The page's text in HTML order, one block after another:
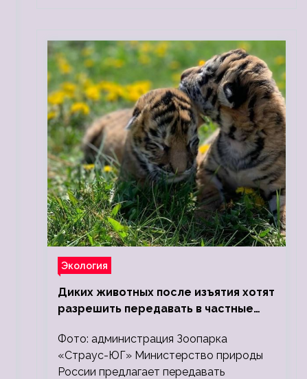
Экология
Диких животных после изъятия хотят
разрешить передавать в частные
Фото: администрация Зоопарка
«Страус-ЮГ» Министерство природы
России предлагает передавать